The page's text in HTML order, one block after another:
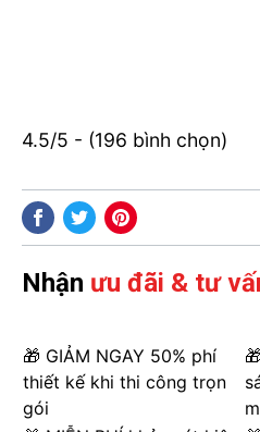
4.5/5 - (196 bình chọn)
Nhận ưu đãi & tư
🎁 GIẢM NGAY 50% phí
thiết kế khi thi công trọn
gói